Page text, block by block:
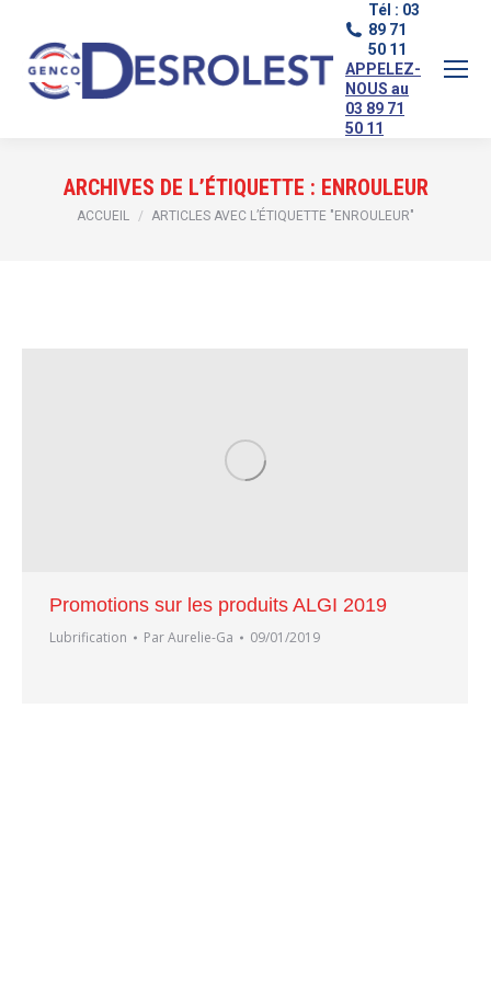
Tél : 03
89 71
50 11
APPELEZ-
NOUS au
03 89 71
50 11
ARCHIVES DE L’ÉTIQUETTE : ENROULEUR
Vous êtes ici :
ACCUEIL ARTICLES AVEC L’ÉTIQUETTE "ENROULEUR"
Promotions sur les produits ALGI 2019
Lubrification ParAurelie-Ga 09/01/2019